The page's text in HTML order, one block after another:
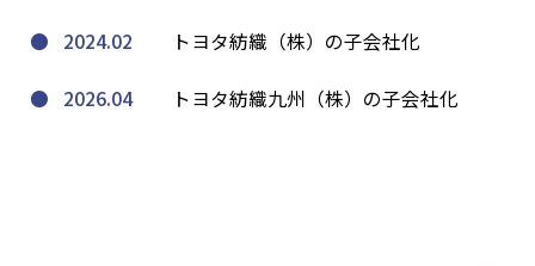
2024.02 トヨタ紡織（株）の子会社化
2026.04 トヨタ紡織九州（株）の子会社化